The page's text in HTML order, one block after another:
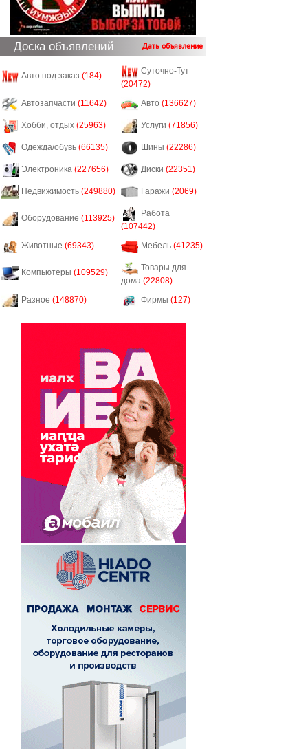
Доска объявлений Дать объявление
Авто под заказ (184)
Суточно-Тут
(20472)
Автозапчасти (11642) Авто (136627)
Хобби, отдых (25963) Услуги (71856)
Одежда/обувь (66135) Шины (22286)
Электроника (227656) Диски (22351)
Недвижимость (249880) Гаражи (2069)
Оборудование (113925)
Работа
(107442)
Животные (69343) Мебель (41235)
Компьютеры (109529)
Товары для
дома (22808)
Разное (148870) Фирмы (127)